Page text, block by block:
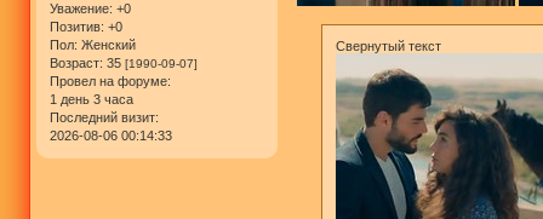
Уважение: +0
Позитив: +0
Пол: Женский
Возраст: 35 [1990-09-07]
Провел на форуме:
1 день 3 часа
Последний визит:
2026-08-06 00:14:33
Свернутый текст